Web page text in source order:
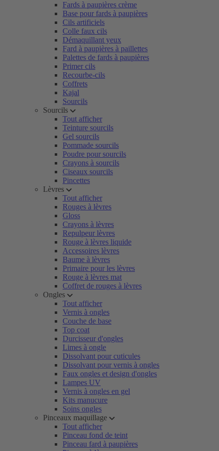
Fards à paupières crème
Base pour fards à paupières
Cils artificiels
Colle faux cils
Démaquillant yeux
Fard à paupières à paillettes
Palettes de fards à paupières
Primer cils
Recourbe-cils
Coffrets
Kajal
Sourcils
Sourcils
Tout afficher
Teinture sourcils
Gel sourcils
Pommade sourcils
Poudre pour sourcils
Crayons à sourcils
Ciseaux sourcils
Pincettes
Lèvres
Tout afficher
Rouges à lèvres
Gloss
Crayons à lèvres
Repulpeur lèvres
Rouge à lèvres liquide
Accessoires lèvres
Baume à lèvres
Primaire pour les lèvres
Rouge à lèvres mat
Coffret de rouges à lèvres
Ongles
Tout afficher
Vernis à ongles
Couche de base
Top coat
Durcisseur d'ongles
Limes à ongle
Dissolvant pour cuticules
Dissolvant pour vernis à ongles
Faux ongles et design d'ongles
Lampes UV
Vernis à ongles en gel
Kits manucure
Soins ongles
Pinceaux maquillage
Tout afficher
Pinceau fond de teint
Pinceau fard à paupières